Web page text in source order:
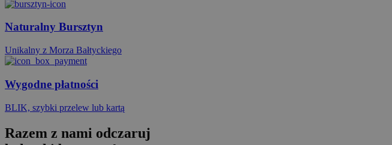
Naturalny Bursztyn
Unikalny z Morza Bałtyckiego
Wygodne płatności
BLIK, szybki przelew lub kartą
Razem z nami odczaruj